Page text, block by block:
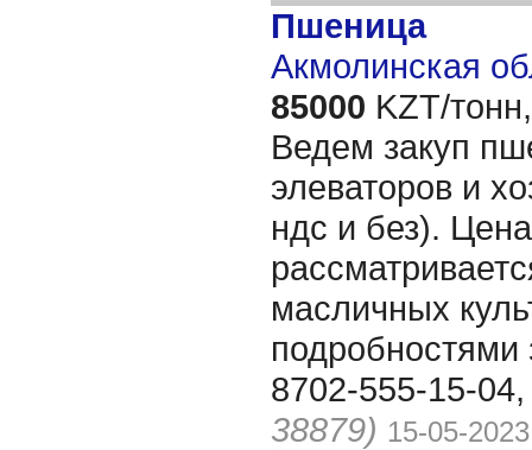
Пшеница
Акмолинская
85000 KZT/тонн,
Ведем закуп
элеваторов и
ндс и без).
масличных
8702-555-15-
38879) 15-05-2023